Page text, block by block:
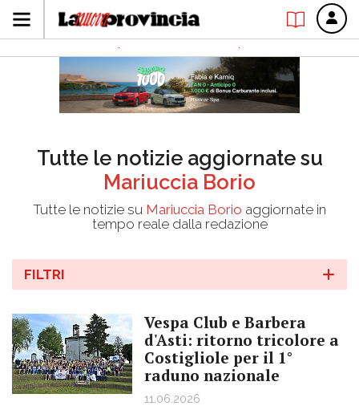
Tutte le notizie aggiornate su
Mariuccia Borio
Tutte le notizie su Mariuccia Borio aggiornate in
tempo reale dalla redazione
FILTRI
Vespa Club e Barbera
d'Asti: ritorno tricolore a
Costigliole per il 1°
raduno nazionale
11.06.2026